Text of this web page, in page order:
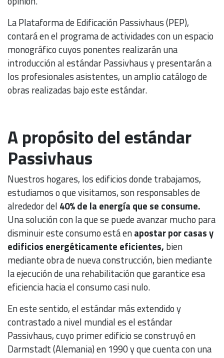
La Plataforma de Edificación Passivhaus (PEP),
contará en el programa de actividades con un espacio
monográfico cuyos ponentes realizarán una
introducción al estándar Passivhaus y presentarán a
los profesionales asistentes, un amplio catálogo de
obras realizadas bajo este estándar.
A propósito del estándar
Passivhaus
Nuestros hogares, los edificios donde trabajamos,
estudiamos o que visitamos, son responsables de
alrededor del 40% de la energía que se consume.
Una solución con la que se puede avanzar mucho para
disminuir este consumo está enapostar por casas y
edificios energéticamente eficientes, bien
mediante obra de nueva construcción, bien mediante
la ejecución de una rehabilitación que garantice esa
eficiencia hacia el consumo casi nulo.
En este sentido, el estándar más extendido y
contrastado a nivel mundial es el estándar
Passivhaus, cuyo primer edificio se construyó en
Darmstadt (Alemania) en 1990 y que cuenta con una